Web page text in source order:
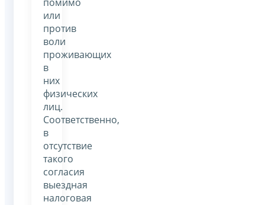
или
против
воли
проживающих
в
них
физических
лиц.
Соответственно,
в
отсутствие
такого
согласия
выездная
налоговая